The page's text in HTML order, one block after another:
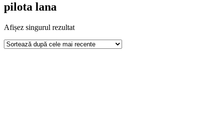
pilota lana
Afișez singurul rezultat